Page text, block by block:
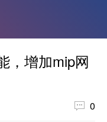
，增加mip网
 0